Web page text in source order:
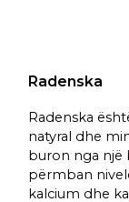
Radenska
Radenska
natyral dhe
buron nga një
përmban
kalcium dhe